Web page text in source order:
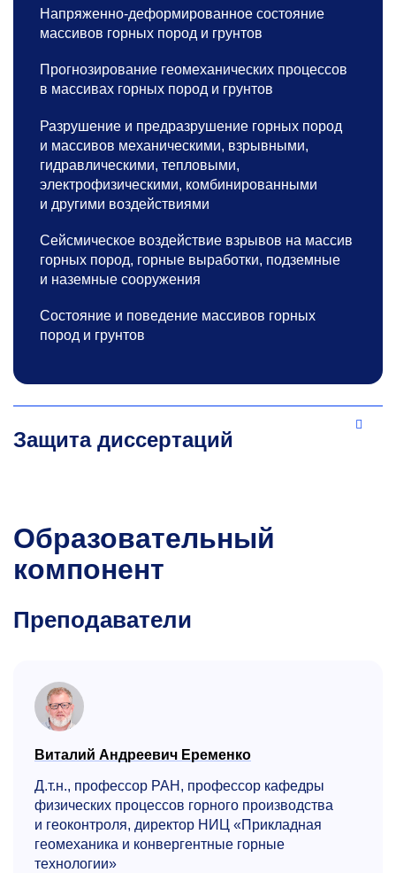
Напряженно-деформированное состояние
массивов горных пород и грунтов
Прогнозирование геомеханических процессов
в массивах горных пород и грунтов
Разрушение и предразрушение горных пород
и массивов механическими, взрывными,
гидравлическими, тепловыми,
электрофизическими, комбинированными
и другими воздействиями
Сейсмическое воздействие взрывов на массив
горных пород, горные выработки, подземные
и наземные сооружения
Состояние и поведение массивов горных
пород и грунтов
Защита диссертаций
Образовательный
компонент
Преподаватели
Виталий Андреевич Еременко
Д.т.н., профессор РАН, профессор кафедры
физических процессов горного производства
и геоконтроля, директор НИЦ «Прикладная
геомеханика и конвергентные горные
технологии»